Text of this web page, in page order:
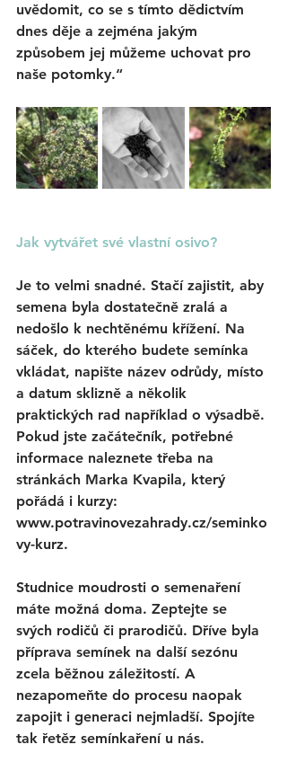
uvědomit, co se s tímto dědictvím
dnes děje a zejména jakým
způsobem jej můžeme uchovat pro
naše potomky.“
Jak vytvářet své vlastní osivo?
Je to velmi snadné. Stačí zajistit, aby
semena byla dostatečně zralá a
nedošlo k nechtěnému křížení. Na
sáček, do kterého budete semínka
vkládat, napište název odrůdy, místo
a datum sklizně a několik
praktických rad například o výsadbě.
Pokud jste začátečník, potřebné
informace naleznete třeba na
stránkách Marka Kvapila, který
pořádá i kurzy:
www.potravinovezahrady.cz/seminko
vy-kurz.
Studnice moudrosti o semenaření
máte možná doma. Zeptejte se
svých rodičů či prarodičů. Dříve byla
příprava semínek na další sezónu
zcela běžnou záležitostí. A
nezapomeňte do procesu naopak
zapojit i generaci nejmladší. Spojíte
tak řetěz semínkaření u nás.